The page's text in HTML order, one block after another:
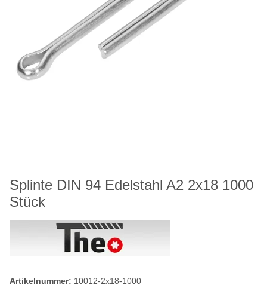
Splinte DIN 94 Edelstahl A2 2x18 1000
Stück
Artikelnummer: 10012-2x18-1000